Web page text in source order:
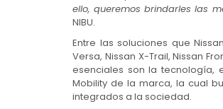
ello, queremos brindarles las
NIBU.
Entre las soluciones que
Versa, Nissan X-Trail, Nissan
esenciales son la tecnología,
Mobility de la marca, la cual
integrados a la sociedad.